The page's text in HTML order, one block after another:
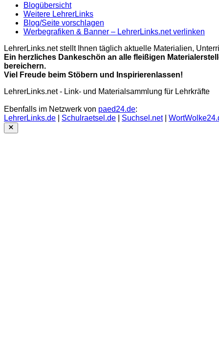
Blogübersicht
Weitere LehrerLinks
Blog/Seite vorschlagen
Werbegrafiken & Banner – LehrerLinks.net verlinken
LehrerLinks.net stellt Ihnen täglich aktuelle Materialien,
Ein herzliches Dankeschön an alle fleißigen
bereichern.
Viel Freude beim Stöbern und Inspirierenlassen!
LehrerLinks.net - Link- und Materialsammlung für Lehrkräfte
Ebenfalls im Netzwerk von paed24.de:
LehrerLinks.de
Schulraetsel.de Suchsel.net|
Close